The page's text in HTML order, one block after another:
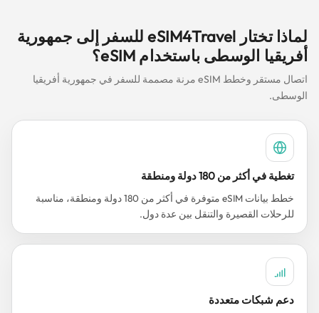
لماذا تختار eSIM4Travel للسفر إلى جمهورية
أفريقيا الوسطى باستخدام eSIM؟
اتصال مستقر وخطط eSIM مرنة مصممة للسفر في جمهورية أفريقيا
الوسطى.
تغطية في أكثر من 180 دولة ومنطقة
خطط بيانات eSIM متوفرة في أكثر من 180 دولة ومنطقة، مناسبة
للرحلات القصيرة والتنقل بين عدة دول.
دعم شبكات متعددة